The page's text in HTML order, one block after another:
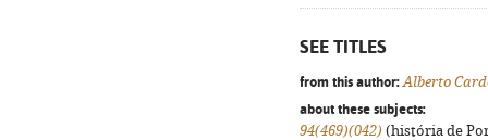
SEE TITLES
from this author: Alberto
about these subjects:
94(469)(042) (história de